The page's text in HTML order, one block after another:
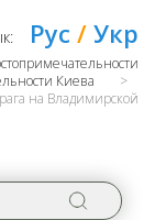
Рус / Укр
Киева
>
на Владимирской